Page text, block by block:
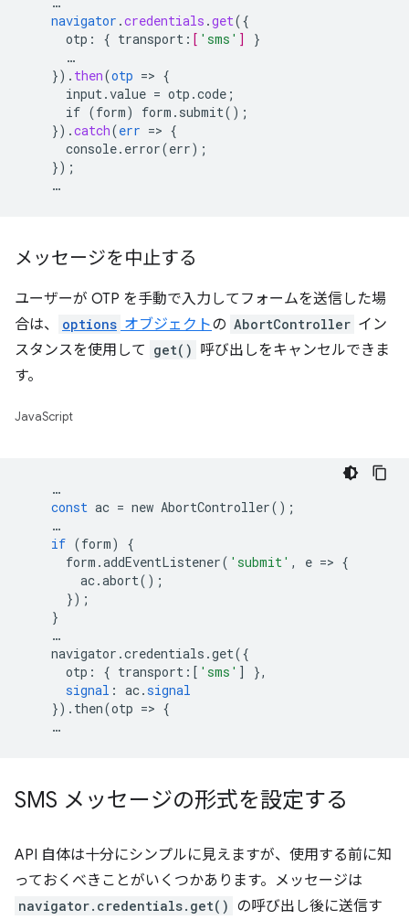
navigator .credentials .get({
otp : { transport : [ 'sms' ]
}
…
}) . then(otp => {
input.value = otp.code ;
if (form) form.submit() ;
}) .catch(err => {
console.error(err) ;
});
…
メッセージを中止する
ユーザーが OTP を手動で入力してフォームを送信した場
合は、
options オブジェクトの AbortController イン
スタンスを使用して get() 呼び出しをキャンセルできま
す。
JavaScript
…
const ac = new AbortController();
…
if (form)
{
form .addEventListener( 'submit' , e => {
ac.abort();
});
}
…
navigator .credentials .get({
otp : { transport :[ 'sms' ]
},
signal : ac.signal
}) . then(otp => {
…
SMS メッセージの形式を設定する
API 自体は十分にシンプルに見えますが、使用する前に知
っておくべきことがいくつかあります。メッセージは
navigator.credentials.get() の呼び出し後に送信す